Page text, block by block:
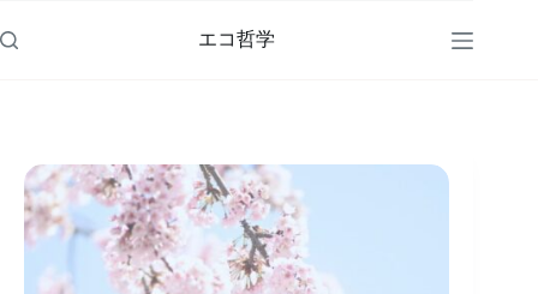
ン
エコ哲学